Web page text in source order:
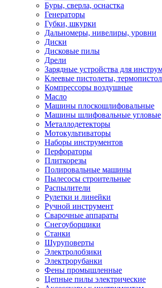
Буры, сверла, оснастка
Генераторы
Губки, шкурки
Дальномеры, нивелиры, уровни
Диски
Дисковые пилы
Дрели
Зарядные устройства для
Клеевые пистолеты,
Компрессоры воздушные
Масло
Машины плоскошлифовальные
Машины шлифовальные угловые
Металлодетекторы
Мотокультиваторы
Наборы инструментов
Перфораторы
Плиткорезы
Полировальные машины
Пылесосы строительные
Распылители
Рулетки и линейки
Ручной инструмент
Сварочные аппараты
Снегоуборщики
Станки
Шуруповерты
Электролобзики
Электрорубанки
Фены промышленные
Цепные пилы электрические